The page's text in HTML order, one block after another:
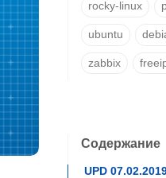
rocky-linux
ubuntu
zabbix
Содержание
UPD 07.02.2019